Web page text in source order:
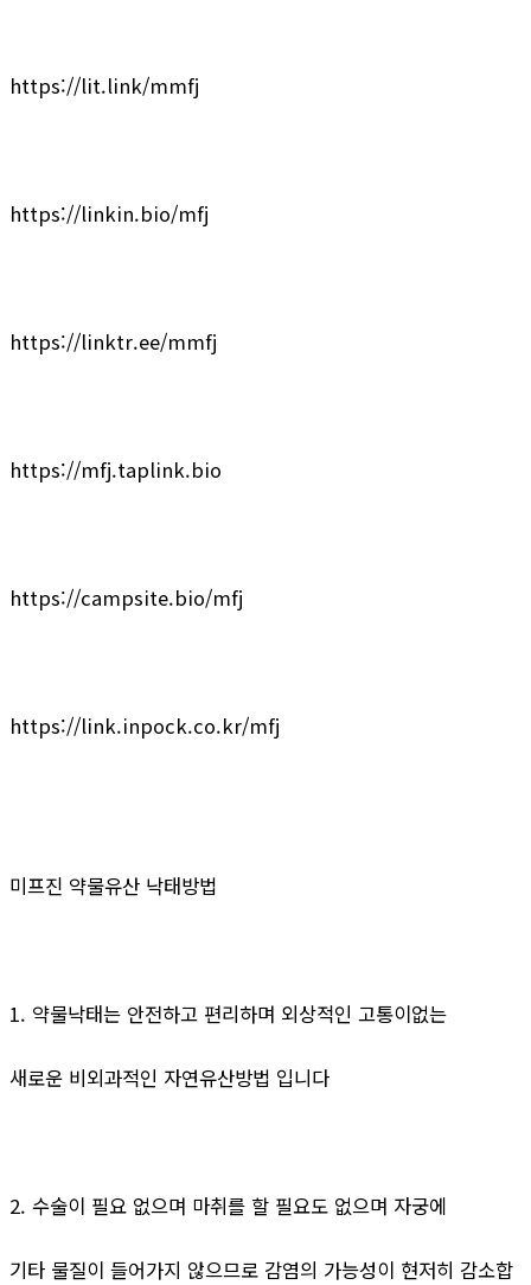
https://lit.link/mmfj
https://linkin.bio/mfj
https://linktr.ee/mmfj
https://mfj.taplink.bio
https://campsite.bio/mfj
https://link.inpock.co.kr/mfj
미프진 약물유산 낙태방법
1. 약물낙태는 안전하고 편리하며 외상적인 고통이없는
새로운 비외과적인 자연유산방법 입니다
2. 수술이 필요 없으며 마취를 할 필요도 없으며 자궁에
기타 물질이 들어가지 않으므로 감염의 가능성이 현저히 감소합